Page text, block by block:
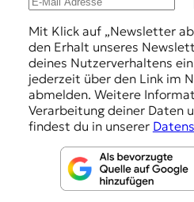
Mit Klick auf „Newsletter
den Erhalt unseres
deines Nutzerverhaltens
jederzeit über den Link im
abmelden. Weitere
Verarbeitung deiner Daten
findest du in unserer